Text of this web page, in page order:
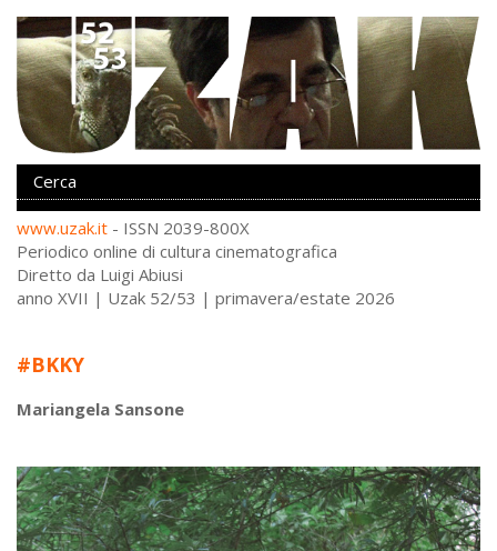
www.uzak.it - ISSN 2039-800X
Periodico online di cultura cinematografica
Diretto da Luigi Abiusi
anno XVII | Uzak 52/53 | primavera/estate 2026
#BKKY
Mariangela Sansone